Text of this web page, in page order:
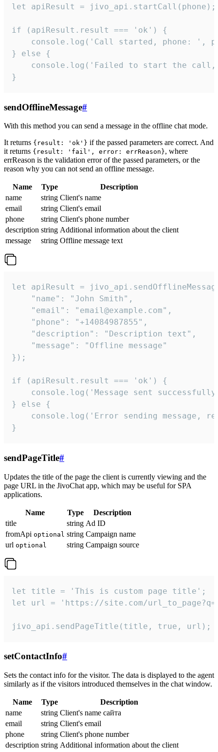
let apiResult = jivo_api.startCall(phone);
if (apiResult.result === 'ok') {
console.log('Call started, phone: ',
} else {
console.log('Failed to start the
}
sendOfflineMessage#
With this method you can send a message in the offline chat mode.
It returns {result: 'ok'} if the passed parameters are correct. And
it returns {result: 'fail', error: errReason}, where
errReason is the validation error of the passed parameters, or the
reason why you can not send an offline message.
Name Type
Description
name
string Client's name
email
string Client's email
phone
string Client's phone number
description string Additional information about the client
message
string Offline message text
let apiResult =
    "name": "John Smith",
    "email": "email@example.com",
    "phone": "+14084987855",
    "description": "Description text",
    "message": "Offline message"
});
if (apiResult.result === 'ok') {
console.log('Message sent
} else {
console.log('Error sending message,
}
sendPageTitle#
Updates the title of the page the client is currently viewing and the
page URL in the JivoChat app, which may be useful for SPA
applications.
Name Type
Description
title
string Ad ID
fromApi optional string Campaign name
url optional string Campaign source
let title = 'This is custom page title';
let url = 'https://site.com/
jivo_api.sendPageTitle(title, true, url);
setContactInfo#
Sets the contact info for the visitor. The data is displayed to the agent
similarly as if the visitors introduced themselves in the chat window.
Name Type
Description
name
string Client's name сайта
email
string Client's email
phone
string Client's phone number
description string Additional information about the client